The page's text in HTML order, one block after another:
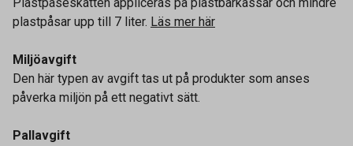
plastpåsar upp till 7 liter. Läs mer här
Miljöavgift
Den här typen av avgift tas ut på produkter som anses
påverka miljön på ett negativt sätt.
Pallavgift